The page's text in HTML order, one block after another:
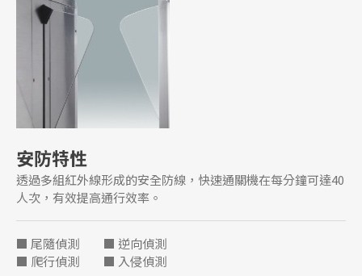
安防特性
透過多組紅外線形成的安全防線， 快速通關機在每分鐘可達40
人次，有效提高通行效率。
■ 尾隨偵測 ■ 逆向偵測
■ 爬行偵測 ■ 入侵偵測